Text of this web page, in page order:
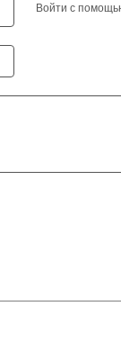
Войти с